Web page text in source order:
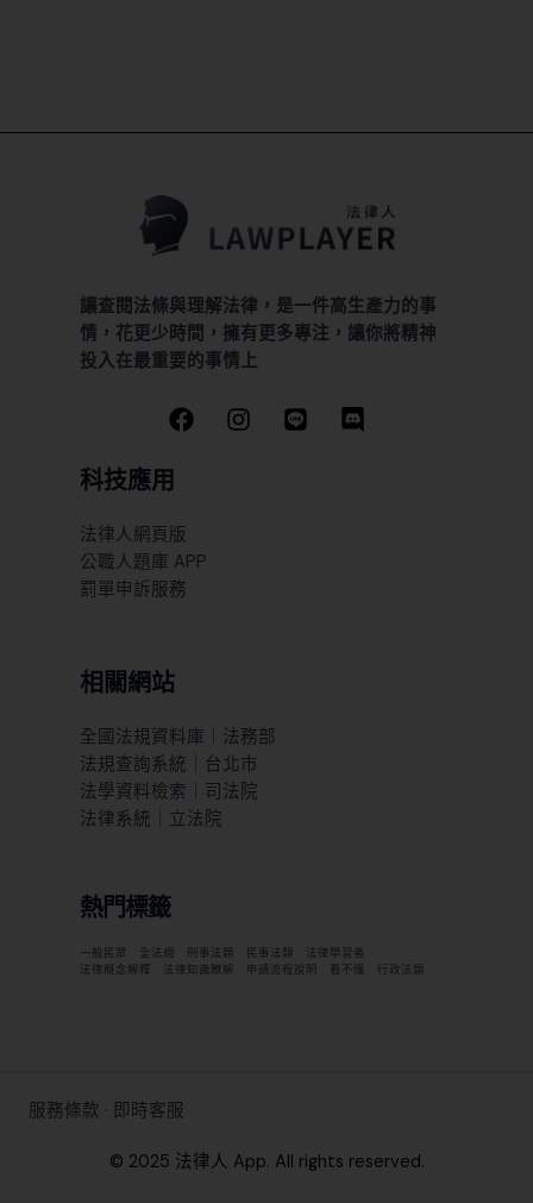
讓查閱法條與理解法律，是一件高生產力的事
情，花更少時間，擁有更多專注，讓你將精神
投入在最重要的事情上
科技應用
法律人網頁版
公職人題庫 APP
罰單申訴服務
相關網站
全國法規資料庫｜法務部
法規查詢系統｜台北市
法學資料檢索｜司法院
法律系統｜立法院
熱門標籤
一般民眾 全法規 刑事法類 民事法類
法律學習者
法律概念解釋
法律知識瞭解 申請流程說明 看不懂 行政法類
服務條款 · 即時客服
© 2025 法律人 App. All rights reserved.